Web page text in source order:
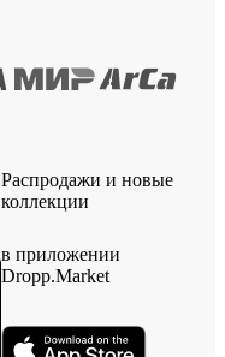
Распродажи и новые
коллекции
в приложении
Dropp.Market